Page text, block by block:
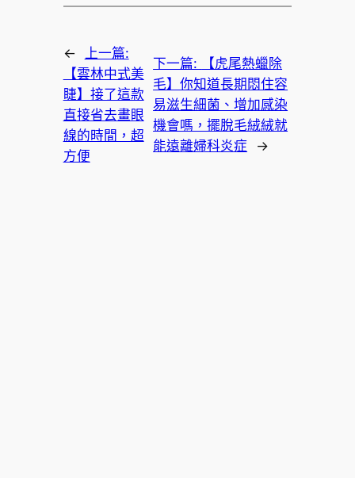
←
上一篇:
【雲林中式美
睫】接了這款
直接省去畫眼
線的時間，超
方便
下一篇:
【虎尾熱蠟除
毛】你知道長期悶住容
易滋生細菌、增加感染
機會嗎，擺脫毛絨絨就
能遠離婦科炎症
→